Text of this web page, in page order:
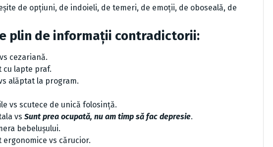
de opțiuni, de indoieli, de temeri, de emoții, de oboseală, de
plin de informații contradictorii:
cezariană.
cu lapte praf.
alăptat la program.
vs scutece de unică folosință.
vs Sunt prea ocupată, nu am timp să fac depresie.
bebelușului.
vs cărucior.